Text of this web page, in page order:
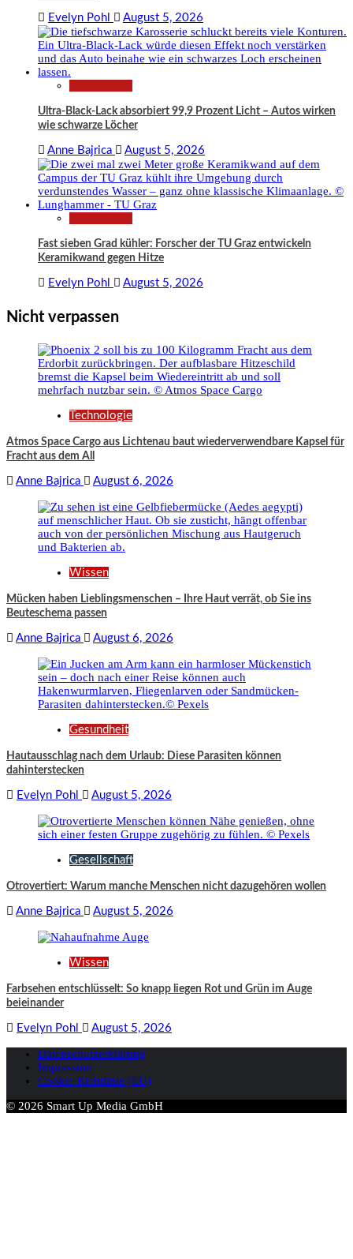
Evelyn Pohl August 5, 2026
Ultra-Black-Lack absorbiert 99,9 Prozent Licht – Autos wirken
wie schwarze Löcher
Anne Bajrica August 5, 2026
Fast sieben Grad kühler: Forscher der TU Graz entwickeln
Keramikwand gegen Hitze
Evelyn Pohl August 5, 2026
Nicht verpassen
Technologie
Atmos Space Cargo aus Lichtenau baut wiederverwendbare Kapsel für
Fracht aus dem All
Anne Bajrica August 6, 2026
Wissen
Mücken haben Lieblingsmenschen – Ihre Haut verrät, ob Sie ins
Beuteschema passen
Anne Bajrica August 6, 2026
Gesundheit
Hautausschlag nach dem Urlaub: Diese Parasiten können
dahinterstecken
Evelyn Pohl August 5, 2026
Gesellschaft
Otrovertiert: Warum manche Menschen nicht dazugehören wollen
Anne Bajrica August 5, 2026
Wissen
Farbsehen entschlüsselt: So knapp liegen Rot und Grün im Auge
beieinander
Evelyn Pohl August 5, 2026
Datenschutzerklärung
Impressum
Cookie-Richtlinie (EU)
© 2026 Smart Up Media GmbH